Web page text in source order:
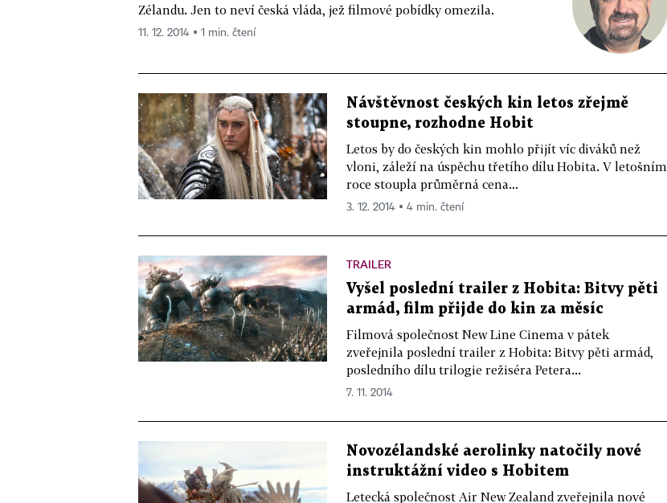
Zélandu. Jen to neví česká vláda, jež filmové pobídky omezila.
11. 12. 2014 ▪ 1 min. čtení
Návštěvnost českých kin letos zřejmě
stoupne, rozhodne Hobit
Letos by do českých kin mohlo přijít víc diváků než
vloni, záleží na úspěchu třetího dílu Hobita. V letošním
roce stoupla průměrná cena...
3. 12. 2014 ▪ 4 min. čtení
TRAILER
Vyšel poslední trailer z Hobita: Bitvy pěti
armád, film přijde do kin za měsíc
Filmová společnost New Line Cinema v pátek
zveřejnila poslední trailer z Hobita: Bitvy pěti armád,
posledního dílu trilogie režiséra Petera...
7. 11. 2014
Novozélandské aerolinky natočily nové
instruktážní video s Hobitem
Letecká společnost Air New Zealand zveřejnila nové